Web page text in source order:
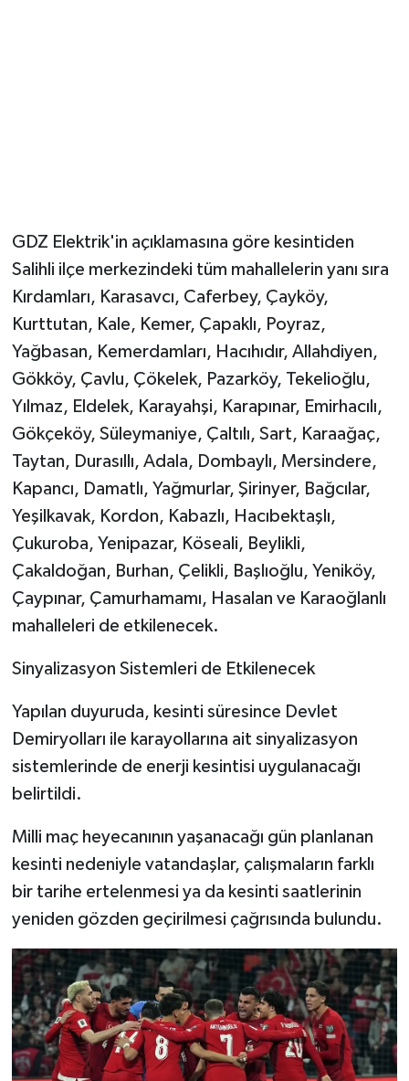
GDZ Elektrik'in açıklamasına göre kesintiden
Salihli ilçe merkezindeki tüm mahallelerin yanı sıra
Kırdamları, Karasavcı, Caferbey, Çayköy,
Kurttutan, Kale, Kemer, Çapaklı, Poyraz,
Yağbasan, Kemerdamları, Hacıhıdır, Allahdiyen,
Gökköy, Çavlu, Çökelek, Pazarköy, Tekelioğlu,
Yılmaz, Eldelek, Karayahşi, Karapınar, Emirhacılı,
Gökçeköy, Süleymaniye, Çaltılı, Sart, Karaağaç,
Taytan, Durasıllı, Adala, Dombaylı, Mersindere,
Kapancı, Damatlı, Yağmurlar, Şirinyer, Bağcılar,
Yeşilkavak, Kordon, Kabazlı, Hacıbektaşlı,
Çukuroba, Yenipazar, Köseali, Beylikli,
Çakaldoğan, Burhan, Çelikli, Başlıoğlu, Yeniköy,
Çaypınar, Çamurhamamı, Hasalan ve Karaoğlanlı
mahalleleri de etkilenecek.
Sinyalizasyon Sistemleri de Etkilenecek
Yapılan duyuruda, kesinti süresince Devlet
Demiryolları ile karayollarına ait sinyalizasyon
sistemlerinde de enerji kesintisi uygulanacağı
belirtildi.
Milli maç heyecanının yaşanacağı gün planlanan
kesinti nedeniyle vatandaşlar, çalışmaların farklı
bir tarihe ertelenmesi ya da kesinti saatlerinin
yeniden gözden geçirilmesi çağrısında bulundu.